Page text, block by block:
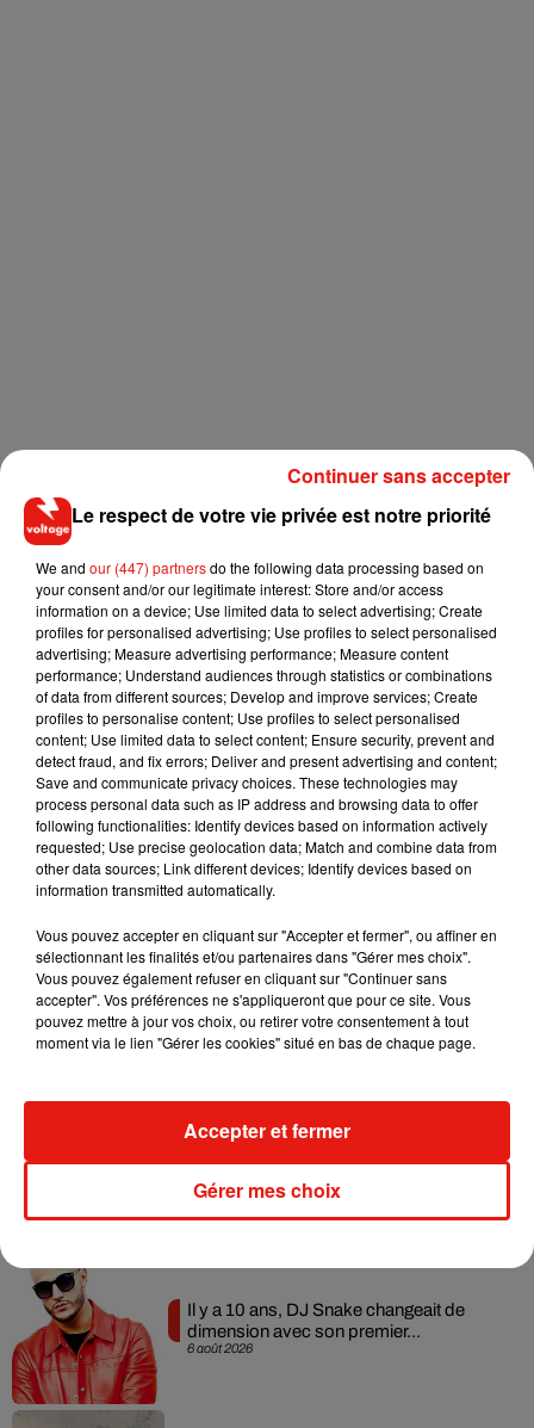
Une vidéo filmée avec un appareil photo. Pendant trois
minutes, Justine capture méticuleusement les amas de
déchets qui s’amoncellent par endroit devant chez elle.
« C’est n’importe quoi ! Il y a un sommier, un aquarium et
même des décorations de Noël ! Pourtant, on voit bien que
c’est illégal ».
Le maire de la commune, Marc Honoré assure, au quotidien
Le Courrier des Yvelines, avoir fait le nécessaire pour
désobturer les trottoirs qui avaient été identifiés. Une réunion
est aussi prévue à la fin du mois avec tous les acteurs du
dossier pour envisager des solutions.
7 août 2026
RÜFÜS DU SOL annonce un nouvel
album après sa tournée mondiale
7 août 2026
6 août 2026
Il y a 10 ans, DJ Snake changeait de
dimension avec son premier...
Le respect de votre vie privée est notre priorité
We and our (447) partnersdo the following data processing based on
your consent and/or our legitimate interest: Store and/or access
information on a device; Use limited data to select advertising; Create
profiles for personalised advertising; Use profiles to select personalised
advertising; Measure advertising performance; Measure content
performance; Understand audiences through statistics or combinations
of data from different sources; Develop and improve services; Create
profiles to personalise content; Use profiles to select personalised
content; Use limited data to select content; Ensure security, prevent and
detect fraud, and fix errors; Deliver and present advertising and content;
Save and communicate privacy choices. These technologies may
process personal data such as IP address and browsing data to offer
following functionalities: Identify devices based on information actively
requested; Use precise geolocation data; Match and combine data from
other data sources; Link different devices; Identify devices based on
information transmitted automatically.
Vous pouvez accepter en cliquant sur "Accepter et fermer", ou affiner en
sélectionnant les finalités et/ou partenaires dans "Gérer mes choix".
Vous pouvez également refuser en cliquant sur "Continuer sans
accepter". Vos préférences ne s'appliqueront que pour ce site. Vous
pouvez mettre à jour vos choix, ou retirer votre consentement à tout
moment via le lien "Gérer les cookies" situé en bas de chaque page.
Gérer mes choix
Accepter et fermer
Continuer sans accepter